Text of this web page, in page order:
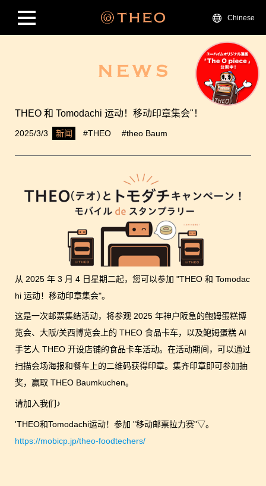
Chinese
THEO 和 Tomodachi 运动！移动印章集会"！
2025/3/3 新闻 #THEO #theo Baum
从 2025 年 3 月 4 日星期二起，您可以参加 "THEO 和 Tomodac
hi 运动！移动印章集会"。
这是一次邮票集结活动，将参观 2025 年神户阪急的鲍姆蛋糕博
览会、大阪/关西博览会上的 THEO 食品卡车，以及鲍姆蛋糕 AI
手艺人 THEO 开设店铺的食品卡车活动。在活动期间，可以通过
扫描会场海报和餐车上的二维码获得印章。集齐印章即可参加抽
奖，赢取 THEO Baumkuchen。
请加入我们♪
'THEO和Tomodachi运动！参加 "移动邮票拉力赛"▽。
https://mobicp.jp/theo-foodtechers/